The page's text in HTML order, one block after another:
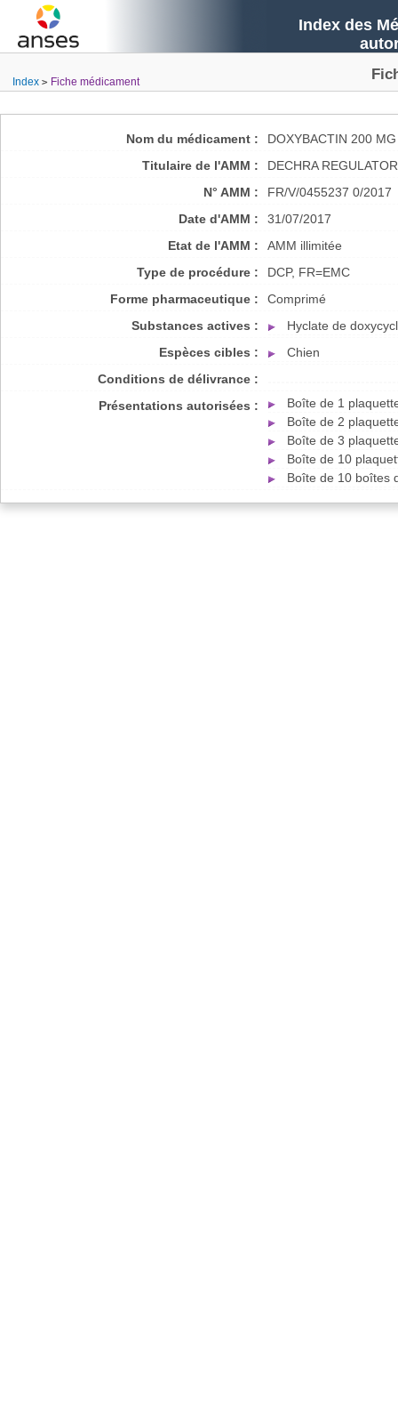
Index des
Index Fiche médicament
Nom du médicament :
DOXYBACTIN 200
Titulaire de l'AMM :
DECHRA
N° AMM :
FR/V/0455237 0/2017
Date d'AMM :
31/07/2017
Etat de l'AMM :
AMM illimitée
Type de procédure :
DCP, FR=EMC
Forme pharmaceutique :
Comprimé
Substances actives :
Hyclate de
Espèces cibles :
Chien
Conditions de délivrance :
Présentations autorisées :
Boîte de 1
Boîte de 2
Boîte de 3
Boîte de 10
Boîte de 10 boîtes